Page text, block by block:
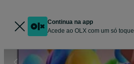
Continua na app
Acede ao OLX com um só toque